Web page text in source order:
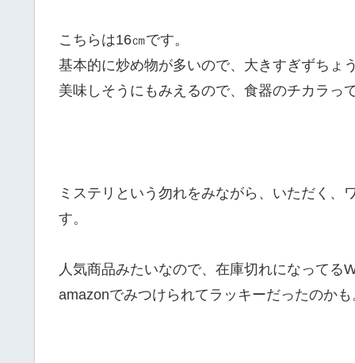
こちらは16㎝です。
基本的に炒め物が多いので、大きすぎずちょ
美味しそうにもみえるので、食器のチカラっ
ミステリという勿れをみながら、いただく
す。
人気商品みたいなので、在庫切れになってる
amazonでみつけられてラッキーだったのかも